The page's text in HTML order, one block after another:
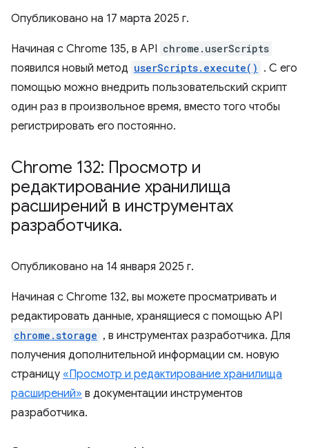
Опубликовано на 17 марта 2025 г.
Начиная с Chrome 135, в API chrome.userScripts
появился новый метод userScripts.execute() . С его
помощью можно внедрить пользовательский скрипт
один раз в произвольное время, вместо того чтобы
регистрировать его постоянно.
Chrome 132: Просмотр и
редактирование хранилища
расширений в инструментах
разработчика.
Опубликовано на 14 января 2025 г.
Начиная с Chrome 132, вы можете просматривать и
редактировать данные, хранящиеся с помощью API
chrome.storage , в инструментах разработчика. Для
получения дополнительной информации см. новую
страницу «Просмотр и редактирование хранилища
расширений» в документации инструментов
разработчика.